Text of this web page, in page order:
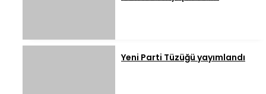
Yeni Parti Tüzüğü yayımlandı